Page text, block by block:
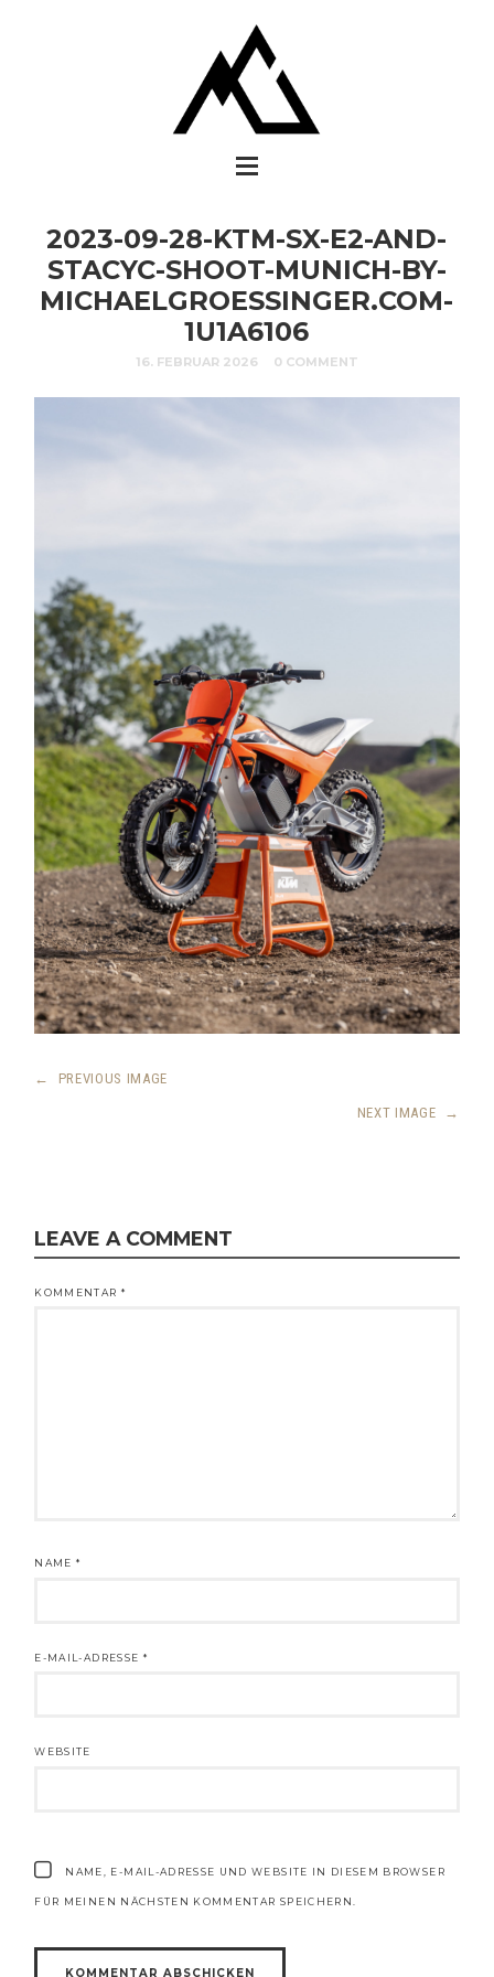
2023-09-28-KTM-SX-E2-AND-
STACYC-SHOOT-MUNICH-BY-
MICHAELGROESSINGER.COM-
1U1A6106
16. FEBRUAR 2026 0 COMMENT
← PREVIOUS IMAGE
NEXT IMAGE →
LEAVE A COMMENT
KOMMENTAR *
NAME*
E-MAIL-ADRESSE *
WEBSITE
NAME, E-MAIL-ADRESSE UND WEBSITE IN DIESEM BROWSER
FÜR MEINEN NÄCHSTEN KOMMENTAR SPEICHERN.